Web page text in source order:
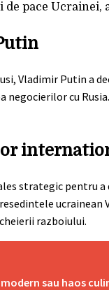
pace Ucrainei,
Vladimir Putin a
cu
strategic pentru a
razboiului.
sau haos